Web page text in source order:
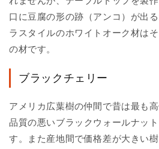
口に豆腐の形の跡（アンコ）が出
ラスタイルのホワイトオーク材は
の材です。
ブラックチェリー
アメリカ広葉樹の仲間で昔は最も
品質の悪いブラックウォールナッ
す。また産地間で価格差が大きい